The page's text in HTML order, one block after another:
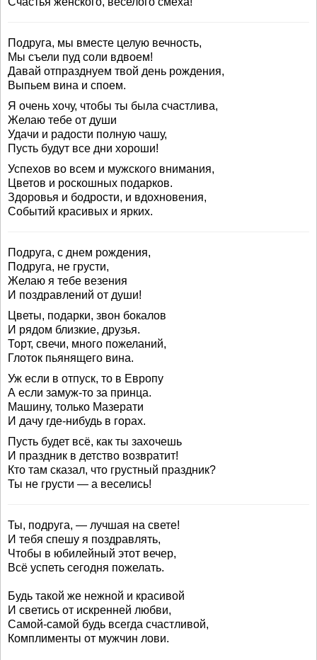
Подруга, мы вместе целую вечность,
Мы съели пуд соли вдвоем!
Давай отпразднуем твой день рождения,
Выпьем вина и споем.
Я очень хочу, чтобы ты была счастлива,
Желаю тебе от души
Удачи и радости полную чашу,
Пусть будут все дни хороши!
Успехов во всем и мужского внимания,
Цветов и роскошных подарков.
Здоровья и бодрости, и вдохновения,
Событий красивых и ярких.
Подруга, с днем рождения,
Подруга, не грусти,
Желаю я тебе везения
И поздравлений от души!
Цветы, подарки, звон бокалов
И рядом близкие, друзья.
Торт, свечи, много пожеланий,
Глоток пьянящего вина.
Уж если в отпуск, то в Европу
А если замуж-то за принца.
Машину, только Мазерати
И дачу где-нибудь в горах.
Пусть будет всё, как ты захочешь
И праздник в детство возвратит!
Кто там сказал, что грустный праздник?
Ты не грусти — а веселись!
Ты, подруга, — лучшая на свете!
И тебя спешу я поздравлять,
Чтобы в юбилейный этот вечер,
Всё успеть сегодня пожелать.
Будь такой же нежной и красивой
И светись от искренней любви,
Самой-самой будь всегда счастливой,
Комплименты от мужчин лови.